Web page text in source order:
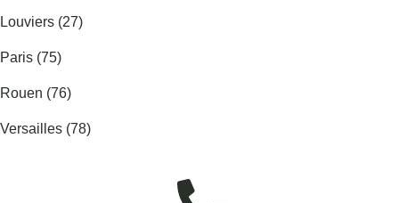
Louviers (27)
Paris (75)
Rouen (76)
Versailles (78)